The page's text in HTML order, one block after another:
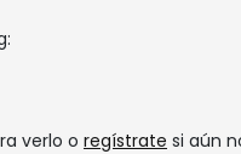
verlo o regístrate si aún